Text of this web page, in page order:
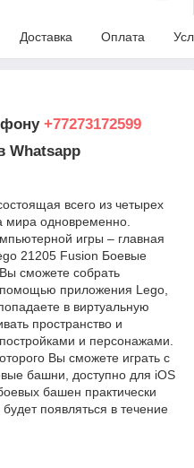
Доставка Оплата
+77273172599
Whatsapp
всего из четырех
мира одновременно.
игры – главная
21205 Fusion Боевые
сможете собрать
приложения Lego,
в виртуальную
пространство и
и персонажами.
Вы сможете играть с
башни, доступно для iOS
башен практически
появляться в течение